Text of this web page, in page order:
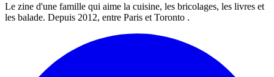
Le zine d'une famille qui aime la cuisine, les bricolages, les livres et
les balade. Depuis 2012, entre Paris et Toronto .